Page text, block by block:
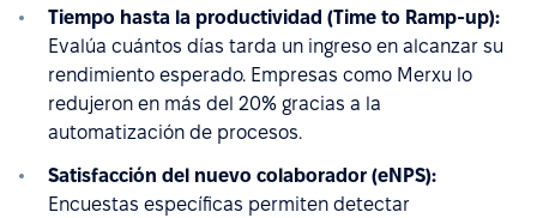
Tiempo hasta la productividad (Time to Ramp-up):
Evalúa cuántos días tarda un ingreso en alcanzar su
rendimiento esperado. Empresas como Merxu lo
redujeron en más del 20% gracias a la
automatización de procesos.
Satisfacción del nuevo colaborador (eNPS):
Encuestas específicas permiten detectar